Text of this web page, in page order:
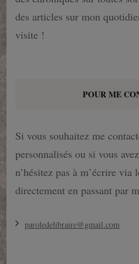
des articles sur mon
visite !
POUR ME
Si vous souhaitez me
personnalisés ou si vous
n’hésitez pas à m’écrire via
directement en passant par
paroledelibraire@gmail.com